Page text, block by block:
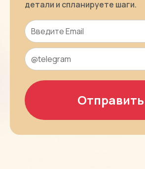
детали и спланируете шаги.
Отправить